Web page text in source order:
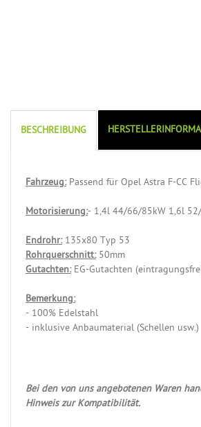
BESCHREIBUNG
Fahrzeug:Passend für Opel Astra F-CC
Motorisierung:- 1,4l 44/66/85kW 1,6l
Endrohr:135x80 Typ 53
Rohrquerschnitt:50mm
Gutachten:EG-Gutachten
Bemerkung:
- 100% Edelstahl
- inklusive Anbaumaterial (Schellen usw.)
Bei den von uns angebotenen Waren
Hinweis zur Kompatibilität.